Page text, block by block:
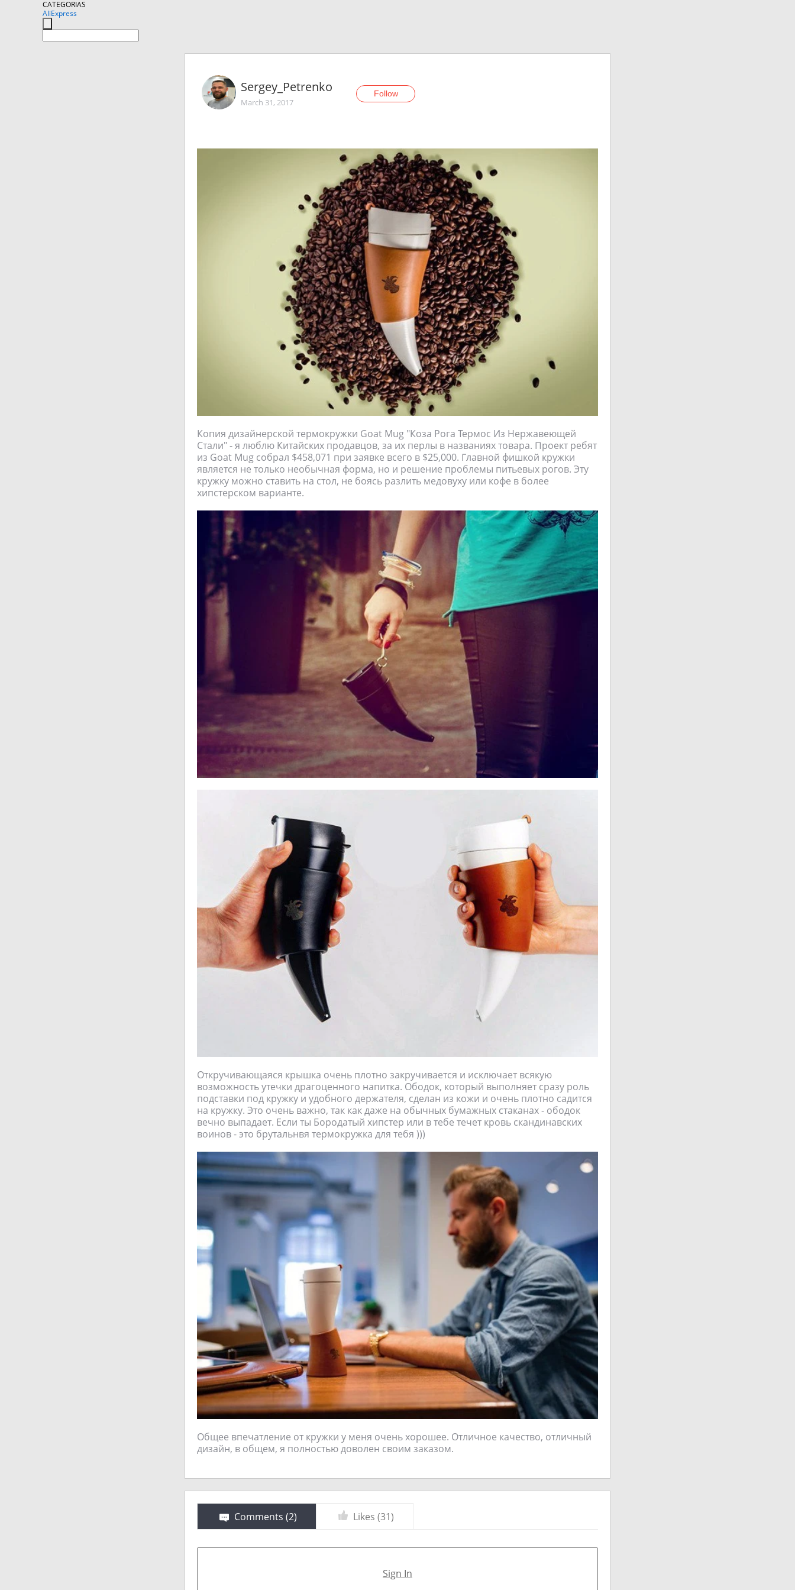
CATEGORIAS
AliExpress
Sergey_Petrenko
March 31, 2017
Follow
Копия дизайнерской термокружки Goat Mug "Коза Рога Термос Из Нержавеющей
Стали" - я люблю Китайских продавцов, за их перлы в названиях товара. Проект ребят
из Goat Mug собрал $458,071 при заявке всего в $25,000. Главной фишкой кружки
является не только необычная форма, но и решение проблемы питьевых рогов. Эту
кружку можно ставить на стол, не боясь разлить медовуху или кофе в более
хипстерском варианте.
Откручивающаяся крышка очень плотно закручивается и исключает всякую
возможность утечки драгоценного напитка. Ободок, который выполняет сразу роль
подставки под кружку и удобного держателя, сделан из кожи и очень плотно садится
на кружку. Это очень важно, так как даже на обычных бумажных стаканах - ободок
вечно выпадает. Если ты Бородатый хипстер или в тебе течет кровь скандинавских
воинов - это брутальнвя термокружка для тебя )))
Общее впечатление от кружки у меня очень хорошее. Отличное качество, отличный
дизайн, в общем, я полностью доволен своим заказом.
Comments (2) Likes (31)
Sign In